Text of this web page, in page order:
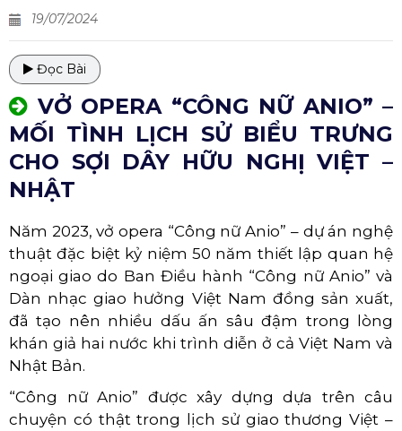
19/07/2024
Đọc Bài
VỞ OPERA “CÔNG NỮ ANIO” –
MỐI TÌNH LỊCH SỬ BIỂU TRƯNG
CHO SỢI DÂY HỮU NGHỊ VIỆT –
NHẬT
Năm 2023, vở opera “Công nữ Anio” – dự án nghệ
thuật đặc biệt kỷ niệm 50 năm thiết lập quan hệ
ngoại giao do Ban Điều hành “Công nữ Anio” và
Dàn nhạc giao hưởng Việt Nam đồng sản xuất,
đã tạo nên nhiều dấu ấn sâu đậm trong lòng
khán giả hai nước khi trình diễn ở cả Việt Nam và
Nhật Bản.
“Công nữ Anio” được xây dựng dựa trên câu
chuyện có thật trong lịch sử giao thương Việt –